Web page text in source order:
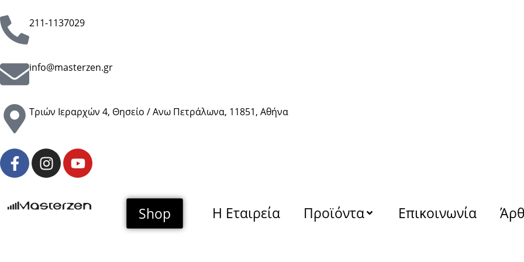
211-1137029
info@masterzen.gr
Τριών Ιεραρχών 4, Θησείο / Ανω Πετράλωνα, 11851, Αθήνα
Shop H Εταιρεία Προϊόντα Επικοινωνία